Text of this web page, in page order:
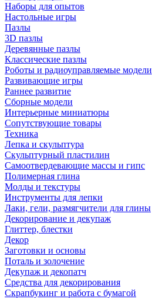
Наборы для опытов
Настольные игры
Пазлы
3D пазлы
Деревянные пазлы
Классические пазлы
Роботы и радиоуправляемые модели
Развивающие игры
Раннее развитие
Сборные модели
Интерьерные миниатюры
Сопутствующие товары
Техника
Лепка и скульптура
Скульптурный пластилин
Самоотвердевающие массы и гипс
Полимерная глина
Молды и текстуры
Инструменты для лепки
Лаки, гели, размягчители для глины
Декорирование и декупаж
Глиттер, блестки
Декор
Заготовки и основы
Поталь и золочение
Декупаж и декопатч
Средства для декорирования
Скрапбукинг и работа с бумагой